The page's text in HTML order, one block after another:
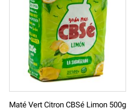
(2 avis)
Maté Vert Citron CBSé Limon 500g